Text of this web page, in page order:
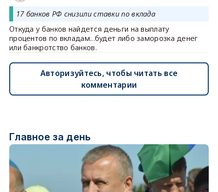
17 банков РФ снизили ставки по вклада
Откуда у банков найдется деньги на выплату
процентов по вкладам...будет либо заморозка денег
или банкротство банков.
Авторизуйтесь, чтобы читать все
комментарии
Главное за день